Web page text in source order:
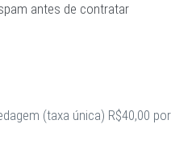
antes de contratar
(taxa única) R$40,00 por